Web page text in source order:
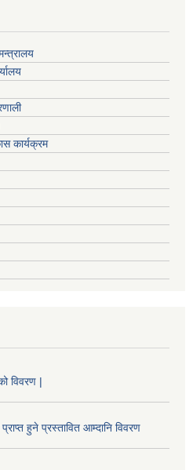
कार्यक्रम
विवरण |
हुने प्रस्तावित आम्दानि विवरण